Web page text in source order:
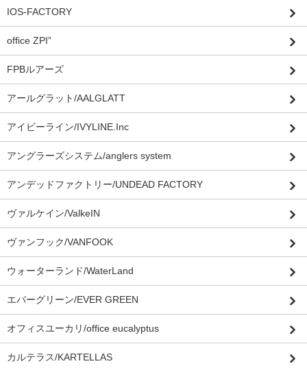
IOS-FACTORY
office ZPI”
FPBルアーズ
アールグラット/AALGLATT
アイビーライン/IVYLINE.Inc
アングラーズシステム/anglers system
アンデッドファクトリー/UNDEAD FACTORY
ヴァルケイン/ValkeIN
ヴァンフック/VANFOOK
ウォーターランド/WaterLand
エバーグリーン/EVER GREEN
オフィスユーカリ/office eucalyptus
カルテラス/KARTELLAS